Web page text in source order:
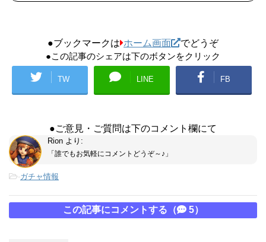
●ブックマークは ホーム画面
でどうぞ
●この記事のシェアは下のボタンをクリック
TW LINE FB
●ご意見・ご質問は下のコメント欄にて
Rion より:
「誰でもお気軽にコメントどうぞ～♪」
-ガチャ情報
この記事にコメントする（ 5）